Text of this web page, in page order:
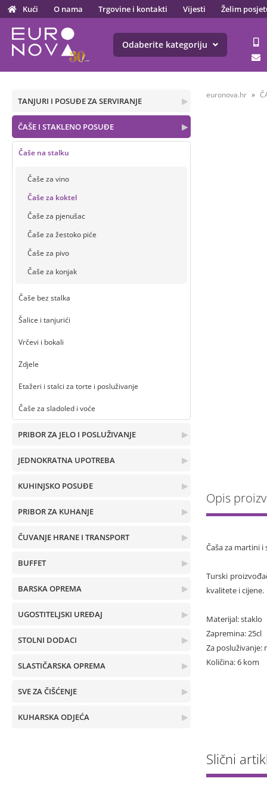
Kući O nama Trgovine i kontakti Vijesti Želim
Odaberite kategoriju
▶
TANJURI I POSUĐE ZA SERVIRANJE
▶
ČAŠE I STAKLENO POSUĐE
Čaše na stalku
Čaše za vino
Čaše za koktel
Čaše za pjenušac
Čaše za žestoko piće
Čaše za pivo
Čaše za konjak
Čaše bez stalka
Šalice i tanjurići
Vrčevi i bokali
Zdjele
Etažeri i stalci za torte i posluživanje
Čaše za sladoled i voće
▶
PRIBOR ZA JELO I POSLUŽIVANJE
▶
JEDNOKRATNA UPOTREBA
▶
KUHINJSKO POSUĐE
▶
PRIBOR ZA KUHANJE
▶
ČUVANJE HRANE I TRANSPORT
▶
BUFFET
▶
BARSKA OPREMA
▶
UGOSTITELJSKI UREĐAJ
▶
STOLNI DODACI
▶
SLASTIČARSKA OPREMA
▶
SVE ZA ČIŠĆENJE
▶
KUHARSKA ODJEĆA
euronova.hr
Opis
Čaša za martini
Turski
kvalitete i cijene.
Materijal: staklo
Zapremina: 25cl
Za posluživanje:
Količina: 6 kom
Slični